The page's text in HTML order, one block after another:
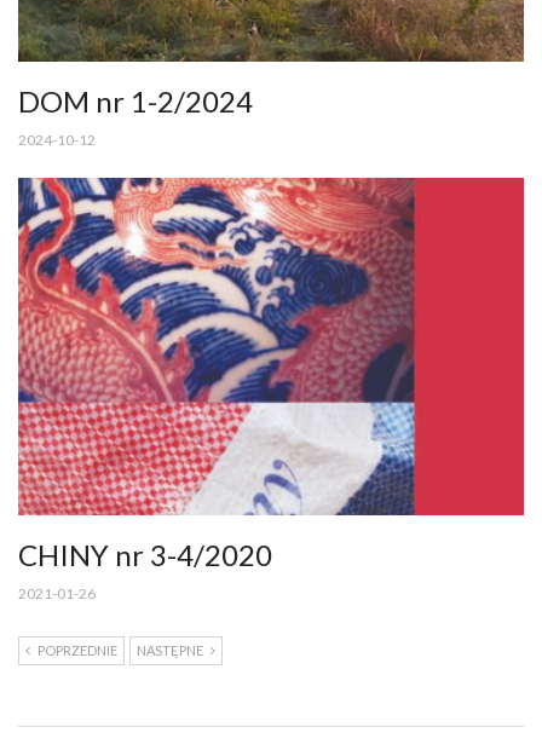
DOM nr 1-2/2024
2024-10-12
CHINY nr 3-4/2020
2021-01-26
POPRZEDNIE NASTĘPNE